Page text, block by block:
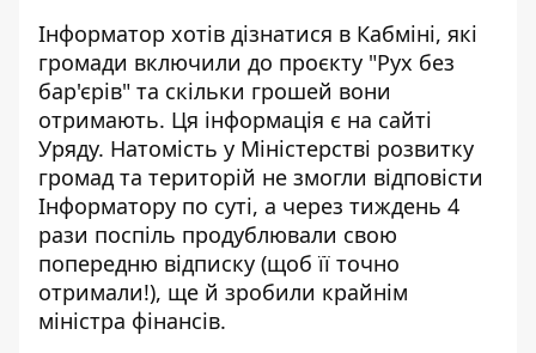
Інформатор хотів дізнатися в Кабміні, які
громади включили до проєкту "Рух без
бар'єрів" та скільки грошей вони
отримають. Ця інформація є на сайті
Уряду. Натомість у Міністерстві розвитку
громад та територій не змогли відповісти
Інформатору по суті, а через тиждень 4
рази поспіль продублювали свою
попередню відписку (щоб її точно
отримали!), ще й зробили крайнім
міністра фінансів.